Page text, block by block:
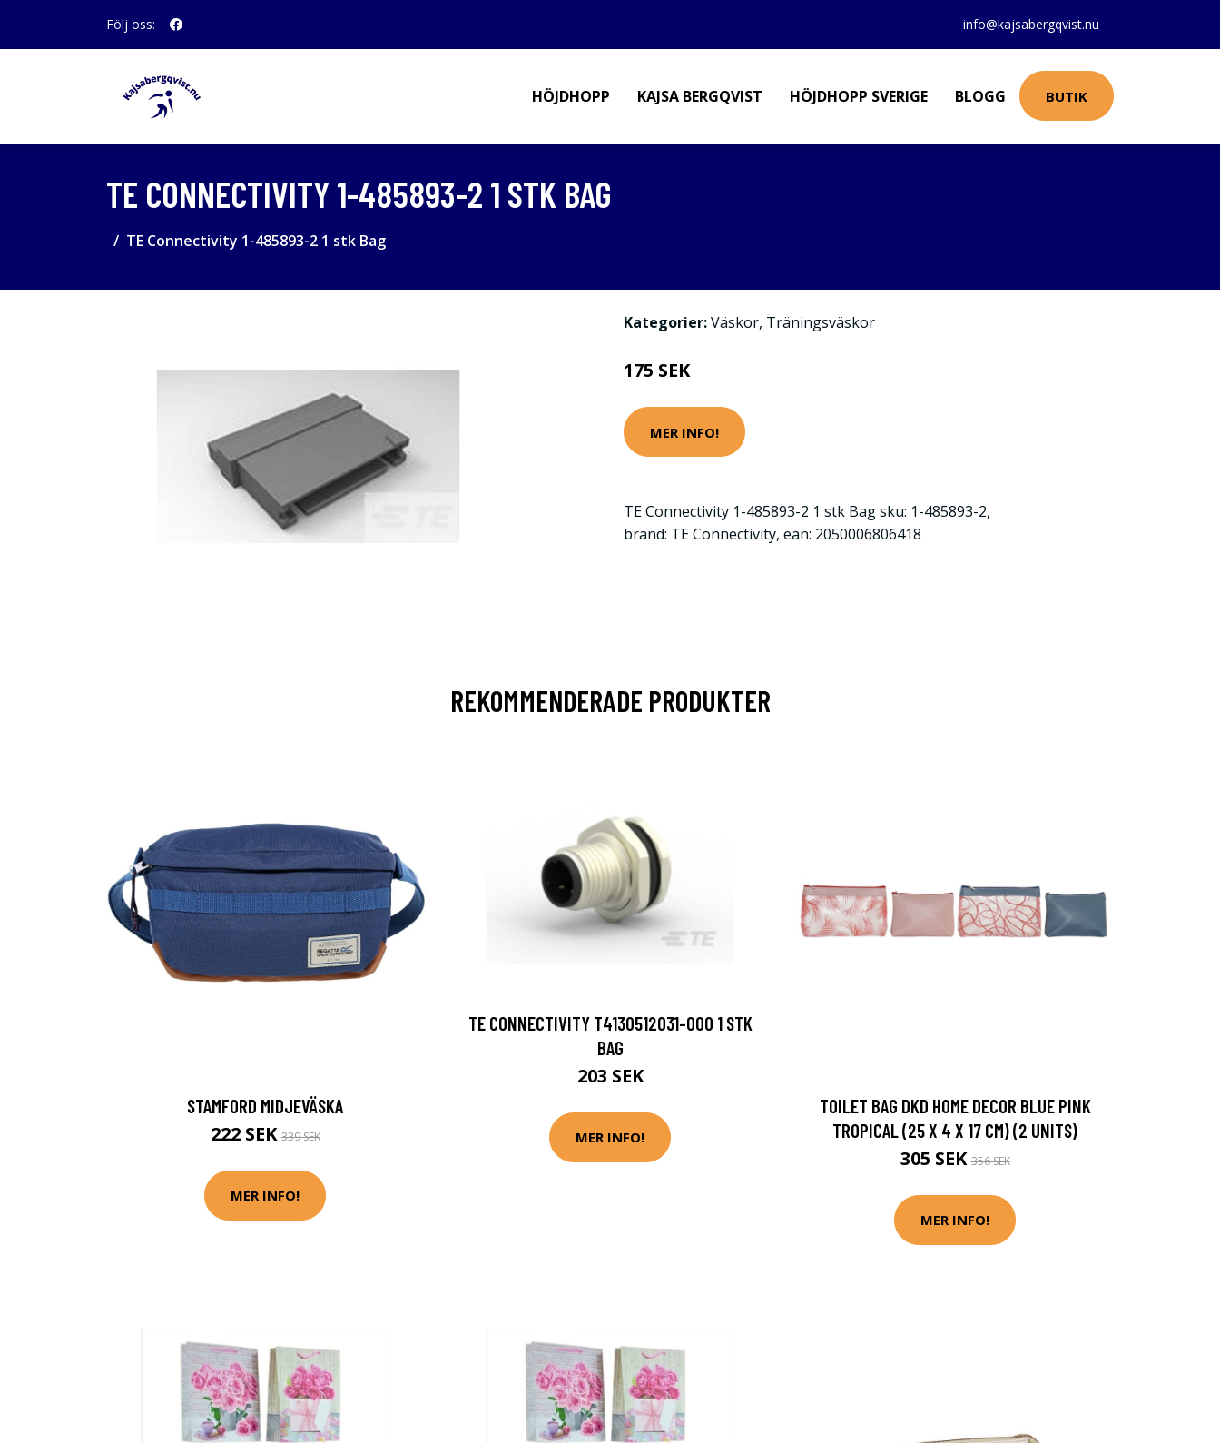
Följ oss: info@kajsabergqvist.nu
HÖJDHOPP KAJSA BERGQVIST HÖJDHOPP SVERIGE BLOGG BUTIK
TE CONNECTIVITY 1-485893-2 1 STK BAG
TE Connectivity 1-485893-2 1 stk Bag
Kategorier:Väskor, Träningsväskor
175 SEK
MER INFO!
TE Connectivity 1-485893-2 1 stk Bag sku: 1-485893-2,
brand: TE Connectivity, ean: 2050006806418
REKOMMENDERADE PRODUKTER
STAMFORD MIDJEVÄSKA
222 SEK339 SEK
MER INFO!
TE CONNECTIVITY T4130512031-000 1 STK
BAG
203 SEK
MER INFO!
TOILET BAG DKD HOME DECOR BLUE PINK
TROPICAL (25 X 4 X 17 CM) (2 UNITS)
305 SEK356 SEK
MER INFO!